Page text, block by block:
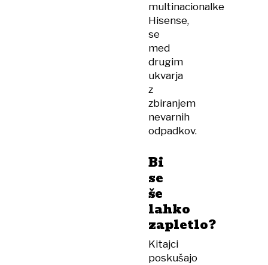
multinacionalke
Hisense,
se
med
drugim
ukvarja
z
zbiranjem
nevarnih
odpadkov.
Bi
se
še
lahko
zapletlo?
Kitajci
poskušajo